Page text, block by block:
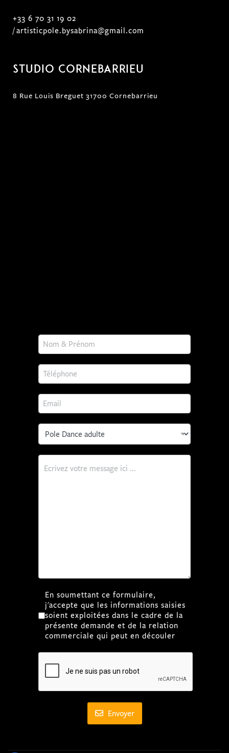
+33 6 70 31 19 02
/artisticpole.bysabrina@gmail.com
Studio Cornebarrieu
8 Rue Louis Breguet 31700 Cornebarrieu
RGPD*
En soumettant ce formulaire,
j'accepte que les informations saisies
soient exploitées dans le cadre de la
présente demande et de la relation
commerciale qui peut en découler
Envoyer